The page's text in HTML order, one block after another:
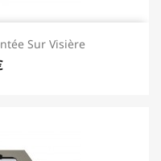
Sur Visière